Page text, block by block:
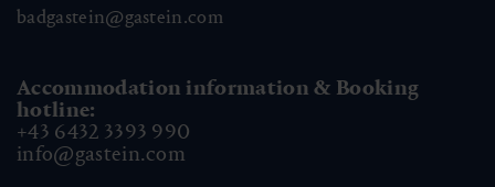
badgastein@gastein.com
Accommodation information & Booking
hotline:
+43 6432 3393 990
info@gastein.com